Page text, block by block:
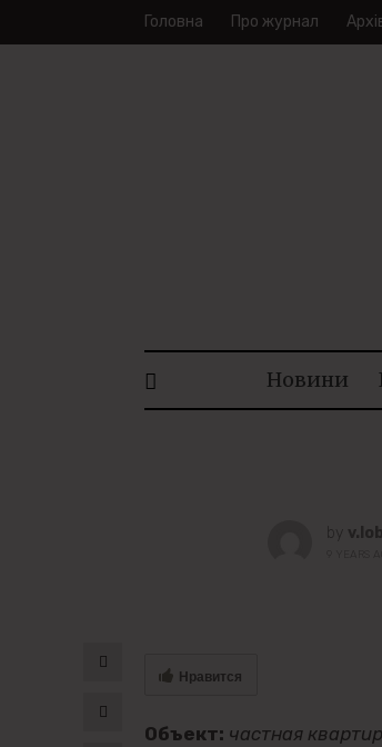
Головна Про журнал
Новини
by
Нравится
Объект: частная